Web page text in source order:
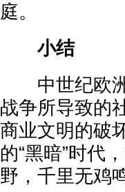
庭。
小结
中世纪欧洲
战争所导致的
商业文明的破
的“黑暗”时代
野，千里无鸡